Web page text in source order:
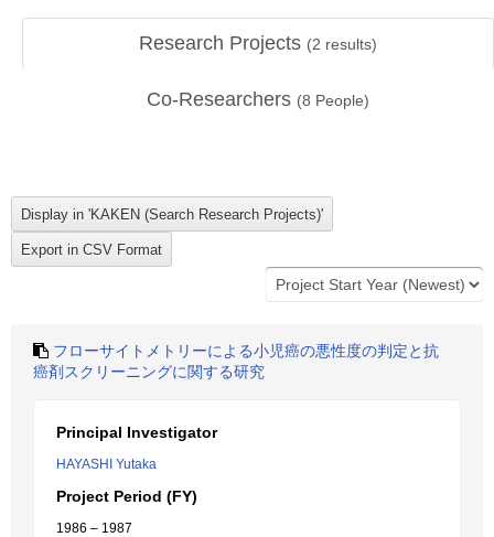
Research Projects (2 results)
Co-Researchers (8 People)
フローサイトメトリーによる小児癌の悪性度の判定と抗
癌剤スクリーニングに関する研究
Principal Investigator
HAYASHI Yutaka
Project Period (FY)
1986 – 1987